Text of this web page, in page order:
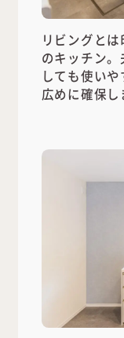
リビングと
のキッチン
しても使い
広めに確保し